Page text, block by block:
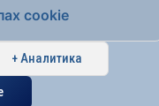
персональных данных.
cookie
+ Аналитика